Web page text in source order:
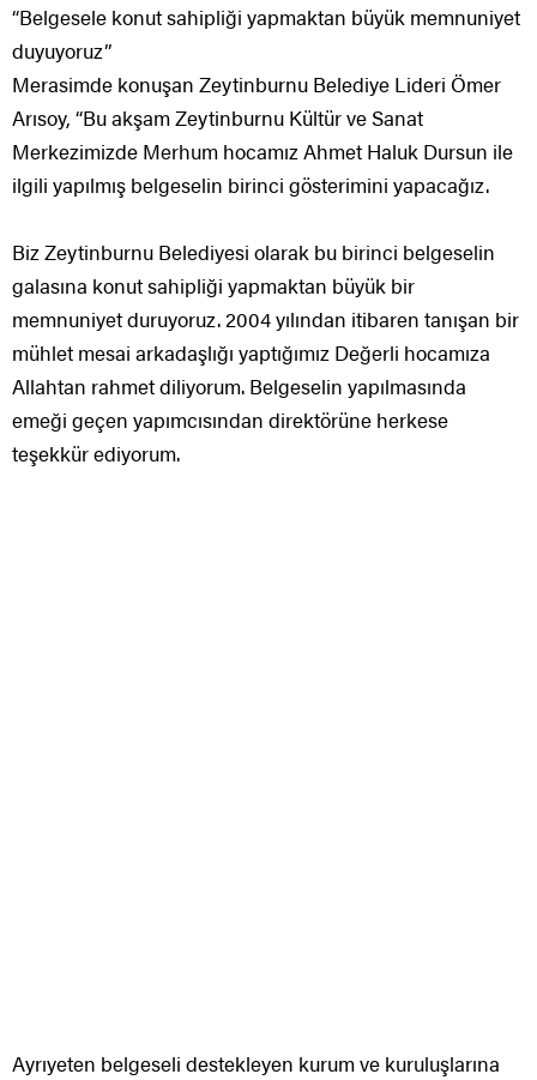
“Belgesele konut sahipliği yapmaktan büyük memnuniyet
duyuyoruz”
Merasimde konuşan Zeytinburnu Belediye Lideri Ömer
Arısoy, “Bu akşam Zeytinburnu Kültür ve Sanat
Merkezimizde Merhum hocamız Ahmet Haluk Dursun ile
ilgili yapılmış belgeselin birinci gösterimini yapacağız.
Biz Zeytinburnu Belediyesi olarak bu birinci belgeselin
galasına konut sahipliği yapmaktan büyük bir
memnuniyet duruyoruz. 2004 yılından itibaren tanışan bir
mühlet mesai arkadaşlığı yaptığımız Değerli hocamıza
Allahtan rahmet diliyorum. Belgeselin yapılmasında
emeği geçen yapımcısından direktörüne herkese
teşekkür ediyorum.
Ayrıyeten belgeseli destekleyen kurum ve kuruluşlarına